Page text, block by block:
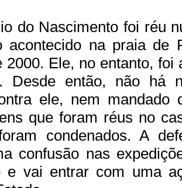
do Nascimento foi réu
acontecido na praia de
2000. Ele, no entanto, foi
Desde então, não há
ele, nem mandado
que foram réus no
condenados. A
confusão nas
e vai entrar com uma